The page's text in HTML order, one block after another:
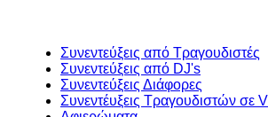
Συνεντεύξεις από Τραγουδιστές
Συνεντεύξεις από DJ's
Συνεντεύξεις Διάφορες
Συνεντέυξεις Τραγουδιστών σε